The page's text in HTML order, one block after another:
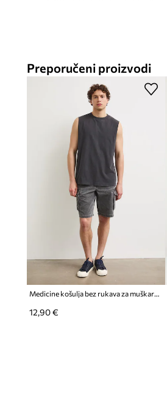
Preporučeni proizvodi
Medicine košulja bez rukava za muškarce od pamuka
12,90 €